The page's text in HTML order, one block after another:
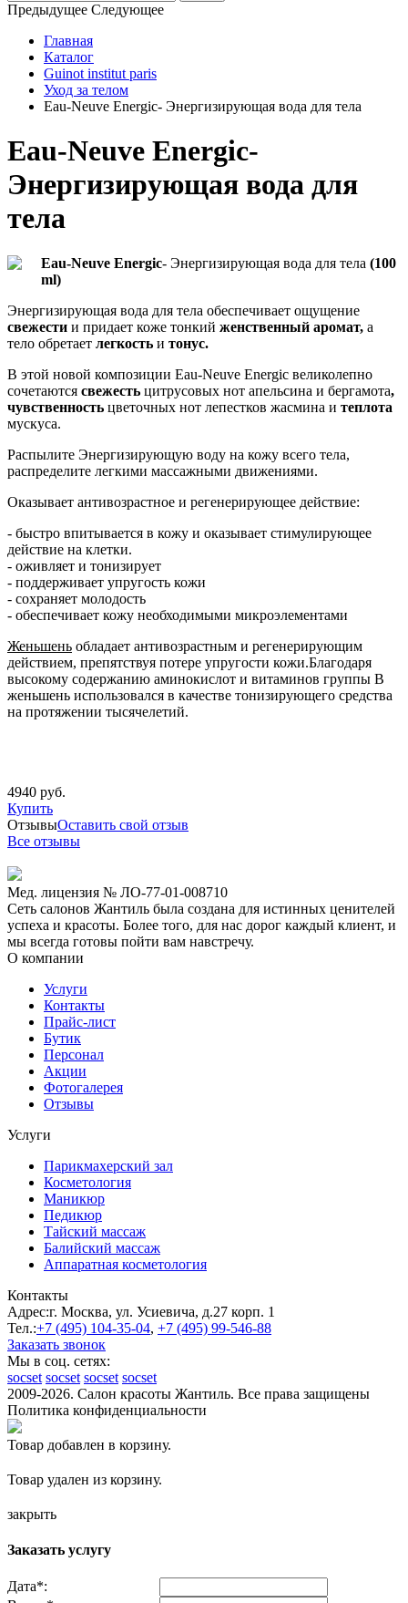
Предыдущее Следующее
Главная
Каталог
Guinot institut paris
Уход за телом
Eau-Neuve Energic- Энергизирующая вода для тела
Eau-Neuve Energic-
Энергизирующая вода для
тела
Eau-Neuve Energic- Энергизирующая вода для тела (100
ml)
Энергизирующая вода для тела обеспечивает ощущение
свежести и придает коже тонкий женственный аромат, а
тело обретает легкость и тонус.
В этой новой композиции Eau-Neuve Energic великолепно
сочетаются свежесть цитрусовых нот апельсина и бергамота,
чувственность цветочных нот лепестков жасмина и теплота
мускуса.
Распылите Энергизирующую воду на кожу всего тела,
распределите легкими массажными движениями.
Оказывает антивозрастное и регенерирующее действие:
- быстро впитывается в кожу и оказывает стимулирующее
действие на клетки.
- оживляет и тонизирует
- поддерживает упругость кожи
- сохраняет молодость
- обеспечивает кожу необходимыми микроэлементами
Женьшень обладает антивозрастным и регенерирующим
действием, препятствуя потере упругости кожи.Благодаря
высокому содержанию аминокислот и витаминов группы В
женьшень использовался в качестве тонизирующего средства
на протяжении тысячелетий.
4940 руб.
Купить
ОтзывыОставить свой отзыв
Все отзывы
Мед. лицензия № ЛО-77-01-008710
Сеть салонов Жантиль была создана для истинных ценителей
успеха и красоты. Более того, для нас дорог каждый клиент, и
мы всегда готовы пойти вам навстречу.
О компании
Услуги
Контакты
Прайс-лист
Бутик
Персонал
Акции
Фотогалерея
Отзывы
Услуги
Парикмахерский зал
Косметология
Маникюр
Педикюр
Тайский массаж
Балийский массаж
Аппаратная косметология
Контакты
Адрес:г. Москва, ул. Усиевича, д.27 корп. 1
Тел.:+7 (495) 104-35-04, +7 (495) 99-546-88
Заказать звонок
Мы в соц. сетях:
socset socset socset socset
2009-2026. Салон красоты Жантиль. Все права защищены
Политика конфиденциальности
Товар добавлен в корзину.
Товар удален из корзину.
закрыть
Заказать услугу
Дата*: